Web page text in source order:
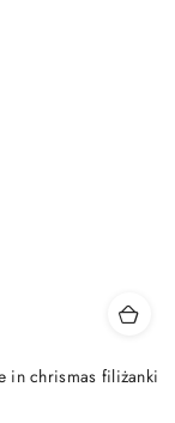
in chrismas filiżanki